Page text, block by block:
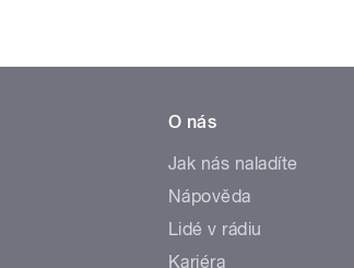
O nás
Jak nás naladíte
Nápověda
Lidé v rádiu
Kariéra